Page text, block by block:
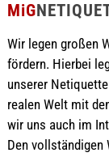
MiG
Wir legen großen
fördern. Hierbei
unserer
realen Welt mit
wir uns auch im
Den